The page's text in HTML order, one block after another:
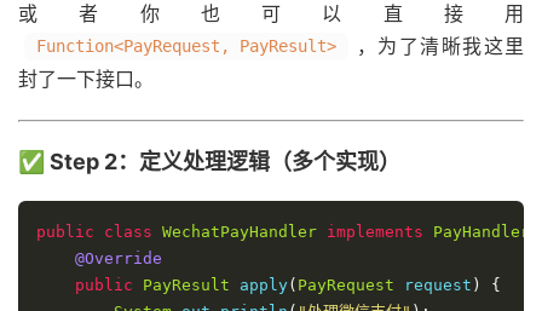
或者你也可以直接用
Function<PayRequest, PayResult>
，为了清晰我这里
封了一下接口。
✅ Step 2：定义处理逻辑（多个实现）
public class WechatPayHandler implements PayHandler
@Override
public
PayResult apply( PayRequest request )
{